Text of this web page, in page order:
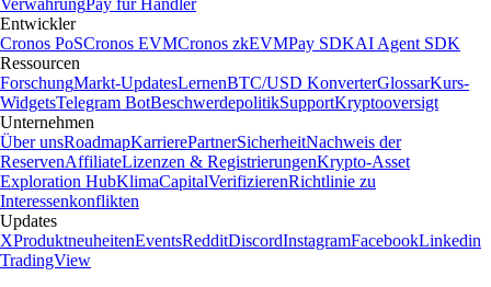
VerwahrungPay für Händler
Entwickler
Cronos PoSCronos EVMCronos zkEVMPay SDKAI Agent SDK
Ressourcen
ForschungMarkt-UpdatesLernenBTC/USD KonverterGlossarKurs-
WidgetsTelegram BotBeschwerdepolitikSupportKryptooversigt
Unternehmen
Über unsRoadmapKarrierePartnerSicherheitNachweis der
ReservenAffiliateLizenzen & RegistrierungenKrypto-Asset
Exploration HubKlimaCapitalVerifizierenRichtlinie zu
Interessenkonflikten
Updates
XProduktneuheitenEventsRedditDiscordInstagramFacebookLinkedin
TradingView